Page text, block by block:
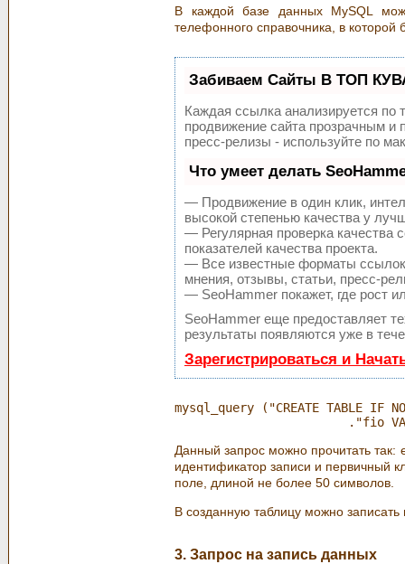
В каждой базе данных MySQL
телефонного справочника, в
Забиваем Сайты В ТОП
Каждая ссылка анализируется по
продвижение сайта прозрачным
пресс-релизы - используйте по
Что умеет делать
— Продвижение в один клик,
высокой степенью качества у
— Регулярная проверка качества
показателей качества проекта.
— Все известные форматы
мнения, отзывы, статьи, пресс-
— SeoHammer покажет, где рост
SeoHammer еще предоставляет
результаты появляются уже в
Зарегистрироваться и
mysql_query ("CREATE TABLE IF
Данный запрос можно прочитать
идентификатор записи и первичный
поле, длиной не более 50 символов.
В созданную таблицу можно записать
3. Запрос на запись данных